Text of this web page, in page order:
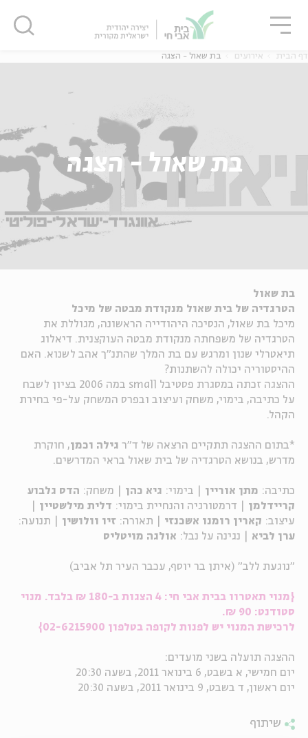
דף הבית אירועים בת שאול - הצגה
בת שאול - הצגה
בת שאול
הטרגדיה של בית שאול מנקודת מבטה של מיכל
מיכל בת שאול, הנסיכה היהודייה הראשונה, מגוללת את
הטרגדיה של משפחתה מנקודת מבטה העוקצנית. דיאלוג
תיאטרלי שנון ומרגש עם בת המלך שהתנ"ך אהב לשנוא. האם
ההיסטוריה יכולה להשתנות?
ההצגה זכתה במסגרת פסטיבל small במה 2006 בציון לשבח
על כתיבה, בימוי, משחק ועיצוב ובפרס המשחק על-פי בחירת
הקהל.
*בתום ההצגה תתקיים הרצאה של ד"ר גילה וכמן, חוקרת
מדרש, בנושא הטרגדיה של בית שאול בראי המדרשים.
כתיבה: מתן אוריין | בימוי: גיא כהן | משחק: הדס גלבוע
קריידלמן
| דרמטורגיה והנחיית בימוי: דלית מילשטיין
עיצוב: קארין רומנו אשכנזי | תאורה: זיו וולושין
| תנועה:
ערן לביא | נגינה על נבל: אולגה מויטליס
"נוגעת ללב" (איתן בר יוסף, עכבר העיר תל אביב)
{מנוי תאטרוו בבית אבי חי: 4 הצגות ב-180 ₪ בלבד. מנוי
סטודנט: 90 ₪.
לרכישת המנוי יש לפנות לקופה בטלפון 02-6215900}
ההצגה תועלה בשני מועדים:
יום חמישי, א בשבט, 6 בינואר 2011, בשעה 20:30
יום ראשון, ד בשבט, 9 בינואר 2011, בשעה 20:30
שיתוף
סגור